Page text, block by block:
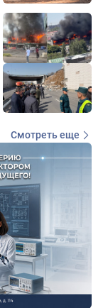
Смотреть еще